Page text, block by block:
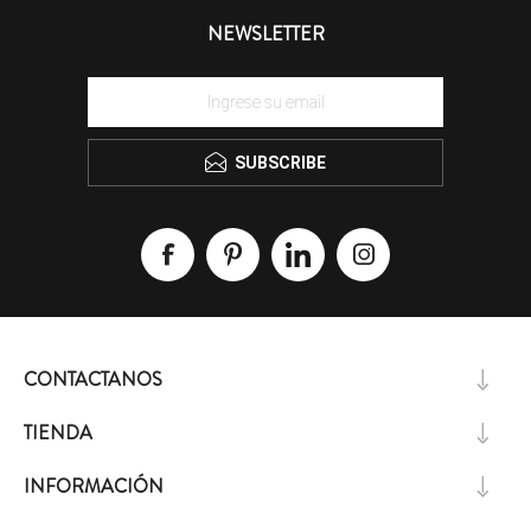
NEWSLETTER
SUBSCRIBE
CONTACTANOS
TIENDA
INFORMACIÓN